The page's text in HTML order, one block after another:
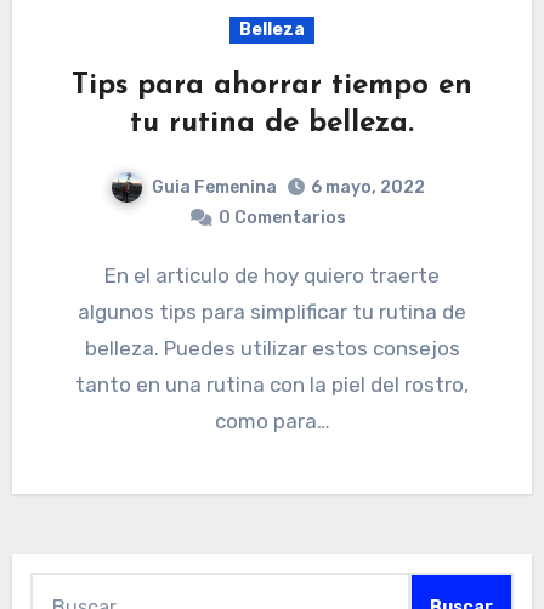
Belleza
Tips para ahorrar tiempo en
tu rutina de belleza.
Guia Femenina
6 mayo, 2022
0 Comentarios
En el articulo de hoy quiero traerte
algunos tips para simplificar tu rutina de
belleza. Puedes utilizar estos consejos
tanto en una rutina con la piel del rostro,
como para…